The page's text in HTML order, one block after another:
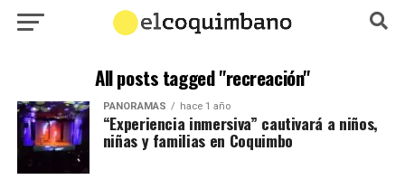
All posts tagged "recreación"
PANORAMAS hace 1 año
“Experiencia inmersiva” cautivará a niños,
niñas y familias en Coquimbo